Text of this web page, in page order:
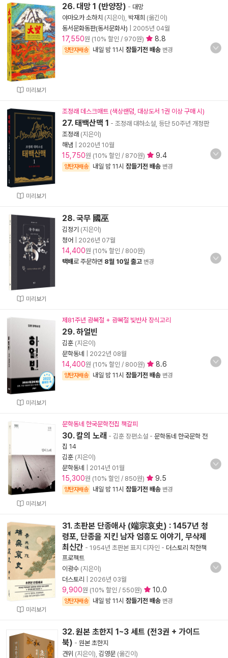
미리보기
26. 대망 1 (반양장) - 대망
야마오카 소하치 (지은이), 박재희 (옮긴이)
동서문화동판(동서문화사)
2005년 04월
17,550원 (10% 할인 / 970원) 8.8
양탄자배송 내일 밤 11시 잠들기전 배송 변경
미리보기
조정래 데스크매트 (색상랜덤, 대상도서 1권 이상 구매 시)
27. 태백산맥 1 - 조정래 대하소설, 등단 50주년 개정판
조정래 (지은이)
해냄
2020년 10월
15,750원 (10% 할인 / 870원) 9.4
양탄자배송 내일 밤 11시 잠들기전 배송 변경
미리보기
28. 국무 國巫
김정기 (지은이)
청어
2026년 07월
14,400원 (10% 할인 / 800원)
택배로 주문하면 8월 10일 출고 변경
미리보기
제81주년 광복절 + 광복절 빛반사 장식고리
29. 하얼빈
김훈 (지은이)
문학동네
2022년 08월
14,400원 (10% 할인 / 800원) 8.6
양탄자배송 내일 밤 11시 잠들기전 배송 변경
미리보기
문학동네 한국문학전집 책갈피
30. 칼의 노래 - 김훈 장편소설 - 문학동네 한국문학 전
집 14
김훈 (지은이)
문학동네
2014년 01월
15,300원 (10% 할인 / 850원) 9.5
양탄자배송 내일 밤 11시 잠들기전 배송 변경
미리보기
31. 초판본 단종애사 (端宗哀史) : 1457년 청
령포, 단종을 지킨 남자 엄흥도 이야기, 무삭제
최신간 - 1954년 초판본 표지 디자인 - 더스토리 착한책
프로젝트
이광수 (지은이)
더스토리
2026년 03월
9,900원 (10% 할인 / 550원) 10.0
양탄자배송 내일 밤 11시 잠들기전 배송 변경
32. 원본 초한지 1~3 세트 (전3권 + 가이드
북) - 원본 초한지
견위 (지은이), 김영문 (옮긴이)